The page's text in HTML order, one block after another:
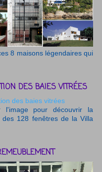
8 maisons légendaires qui
DES BAIES VITRÉES
l'image pour découvrir la
des 128 fenêtres de la Villa